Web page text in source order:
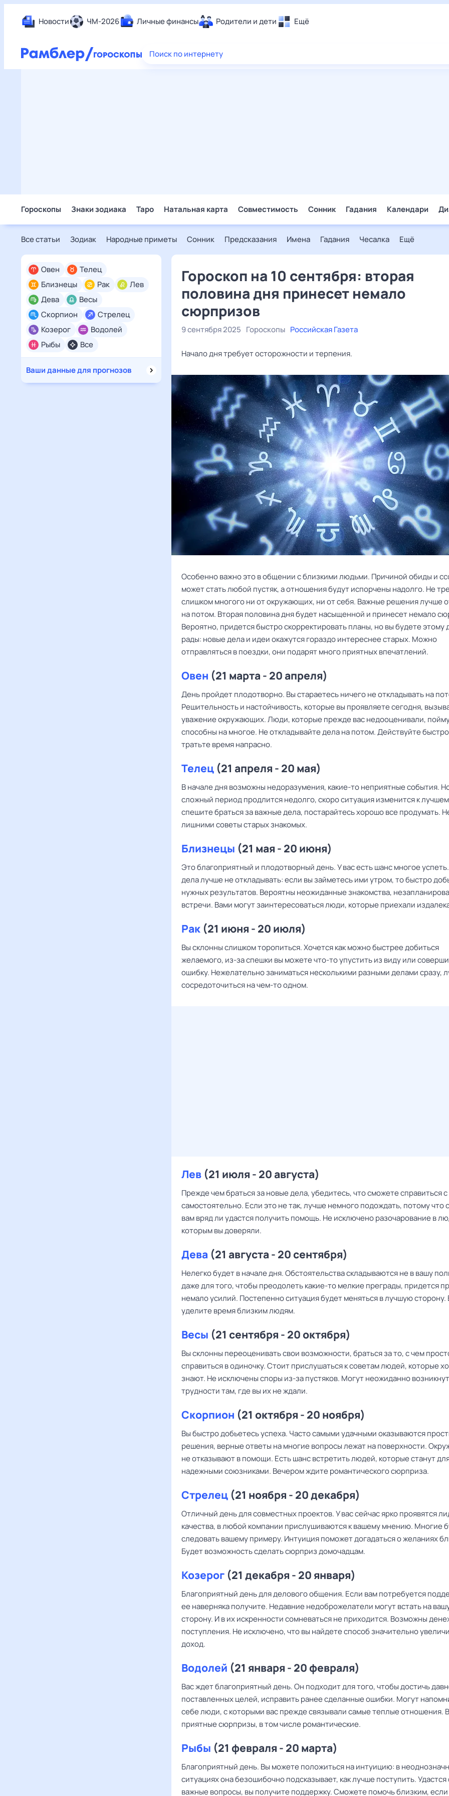
Новости ЧМ-2026 Личные финансы Родители и дети Ещё
Еда
Поиск по интернету
Гороскопы Знаки зодиака Таро Натальная карта Совместимость Сонник Гадания Календари
Все статьи Зодиак Народные приметы Сонник Предсказания Имена Гадания Чесалка Ещё
Все
Овен
Телец
Близнецы
Рак
Лев
Дева
Весы
Скорпион
Стрелец
Козерог
Водолей
Рыбы
Ваши данные для прогнозов
Гороскоп на 10 сентября: вторая
половина дня принесет немало
сюрпризов
9 сентября 2025 Гороскопы Российская Газета
Начало дня требует осторожности и терпения.
Особенно важно это в общении с близкими людьми. Причиной обиды и
может стать любой пустяк, а отношения будут испорчены надолго. Не
слишком многого ни от окружающих, ни от себя. Важные решения лучше
на потом. Вторая половина дня будет насыщенной и принесет немало
Вероятно, придется быстро скорректировать планы, но вы будете этому
рады: новые дела и идеи окажутся гораздо интереснее старых. Можно
отправляться в поездки, они подарят много приятных впечатлений.
Овен (21 марта - 20 апреля)
День пройдет плодотворно. Вы стараетесь ничего не откладывать на
Решительность и настойчивость, которые вы проявляете сегодня,
уважение окружающих. Люди, которые прежде вас недооценивали,
способны на многое. Не откладывайте дела на потом. Действуйте
тратьте время напрасно.
Телец (21 апреля - 20 мая)
В начале дня возможны недоразумения, какие-то неприятные события.
сложный период продлится недолго, скоро ситуация изменится к
спешите браться за важные дела, постарайтесь хорошо все продумать.
лишними советы старых знакомых.
Близнецы (21 мая - 20 июня)
Это благоприятный и плодотворный день. У вас есть шанс многое
дела лучше не откладывать: если вы займетесь ими утром, то быстро
нужных результатов. Вероятны неожиданные знакомства,
встречи. Вами могут заинтересоваться люди, которые приехали
Рак (21 июня - 20 июля)
Вы склонны слишком торопиться. Хочется как можно быстрее добиться
желаемого, из-за спешки вы можете что-то упустить из виду или
ошибку. Нежелательно заниматься несколькими разными делами сразу,
сосредоточиться на чем-то одном.
Лев (21 июля - 20 августа)
Прежде чем браться за новые дела, убедитесь, что сможете справиться
самостоятельно. Если это не так, лучше немного подождать, потому что
вам вряд ли удастся получить помощь. Не исключено разочарование в
которым вы доверяли.
Дева (21 августа - 20 сентября)
Нелегко будет в начале дня. Обстоятельства складываются не в вашу
даже для того, чтобы преодолеть какие-то мелкие преграды, придется
немало усилий. Постепенно ситуация будет меняться в лучшую
уделите время близким людям.
Весы (21 сентября - 20 октября)
Вы склонны переоценивать свои возможности, браться за то, с чем
справиться в одиночку. Стоит прислушаться к советам людей, которые
знают. Не исключены споры из-за пустяков. Могут неожиданно
трудности там, где вы их не ждали.
Скорпион (21 октября - 20 ноября)
Вы быстро добьетесь успеха. Часто самыми удачными оказываются
решения, верные ответы на многие вопросы лежат на поверхности.
не отказывают в помощи. Есть шанс встретить людей, которые станут
надежными союзниками. Вечером ждите романтического сюрприза.
Стрелец (21 ноября - 20 декабря)
Отличный день для совместных проектов. У вас сейчас ярко проявятся
качества, в любой компании прислушиваются к вашему мнению. Многие
следовать вашему примеру. Интуиция поможет догадаться о желаниях
Будет возможность сделать сюрприз домочадцам.
Козерог (21 декабря - 20 января)
Благоприятный день для делового общения. Если вам потребуется
ее наверняка получите. Недавние недоброжелатели могут встать на
сторону. И в их искренности сомневаться не приходится. Возможны
поступления. Не исключено, что вы найдете способ значительно
доход.
Водолей (21 января - 20 февраля)
Вас ждет благоприятный день. Он подходит для того, чтобы достичь
поставленных целей, исправить ранее сделанные ошибки. Могут
себе люди, с которыми вас прежде связывали самые теплые отношения.
приятные сюрпризы, в том числе романтические.
Рыбы (21 февраля - 20 марта)
Благоприятный день. Вы можете положиться на интуицию: в
ситуациях она безошибочно подсказывает, как лучше поступить.
важные вопросы, вы получите поддержку. Сможете помочь близким,